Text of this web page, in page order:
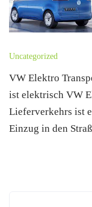
Uncategorized
VW Elektro
ist elektrisch VW
Lieferverkehrs ist
Einzug in den